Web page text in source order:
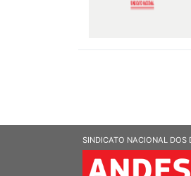
SINDICATO NACIONAL DOS